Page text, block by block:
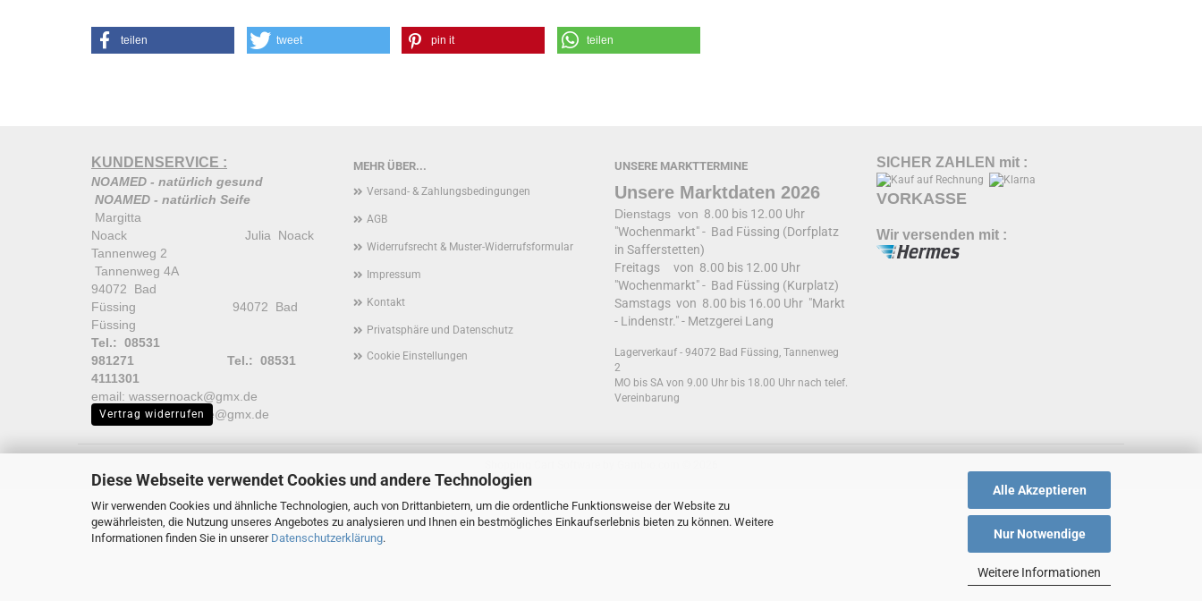
Diese Webseite verwendet Cookies und andere Technologien
Wir verwenden Cookies und ähnliche Technologien, auch von Drittanbietern, um die ordentliche Funktionsweise der Website zu
gewährleisten, die Nutzung unseres Angebotes zu analysieren und Ihnen ein bestmögliches Einkaufserlebnis bieten zu können. Weitere
Informationen finden Sie in unserer Datenschutzerklärung.
Alle Akzeptieren
Nur Notwendige
Weitere Informationen
teilen tweet pin it teilen
MEHR ÜBER...
Versand- & Zahlungsbedingungen
AGB
Widerrufsrecht & Muster-Widerrufsformular
Impressum
Kontakt
Privatsphäre und Datenschutz
Cookie Einstellungen
UNSERE MARKTTERMINE
Unsere Marktdaten 2026
Dienstags von 8.00 bis 12.00 Uhr
"Wochenmarkt" - Bad Füssing (Dorfplatz
in Safferstetten)
Freitags von 8.00 bis 12.00 Uhr
"Wochenmarkt" - Bad Füssing (Kurplatz)
Samstags von 8.00 bis 16.00 Uhr "Markt
- Lindenstr." - Metzgerei Lang
Lagerverkauf - 94072 Bad Füssing, Tannenweg
2
MO bis SA von 9.00 Uhr bis 18.00 Uhr nach telef.
Vereinbarung
SICHER ZAHLEN mit :
VORKASSE
Wir versenden mit :
KUNDENSERVICE :
NOAMED - natürlich gesund
NOAMED - natürlich Seife
Margitta
Noack Julia Noack
Tannenweg 2
Tannenweg 4A
94072 Bad
Füssing 94072 Bad
Füssing
Tel.: 08531
981271
Tel.: 08531
4111301
email: wassernoack@gmx.de
email: natuerlichseife@gmx.de
Vertrag widerrufen